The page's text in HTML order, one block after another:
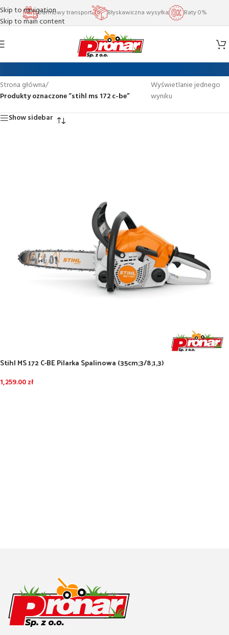
Skip to navigation
Skip to main content
Darmowy transport Błyskawiczna wysyłka Raty 0%
stihl ms 172 c-be
Strona główna/
Produkty oznaczone “stihl ms 172 c-be”
Wyświetlanie jednego
wyniku
Show sidebar
Stihl MS 172 C-BE Pilarka Spalinowa (35cm;3/8;1,3)
1,259.00zł